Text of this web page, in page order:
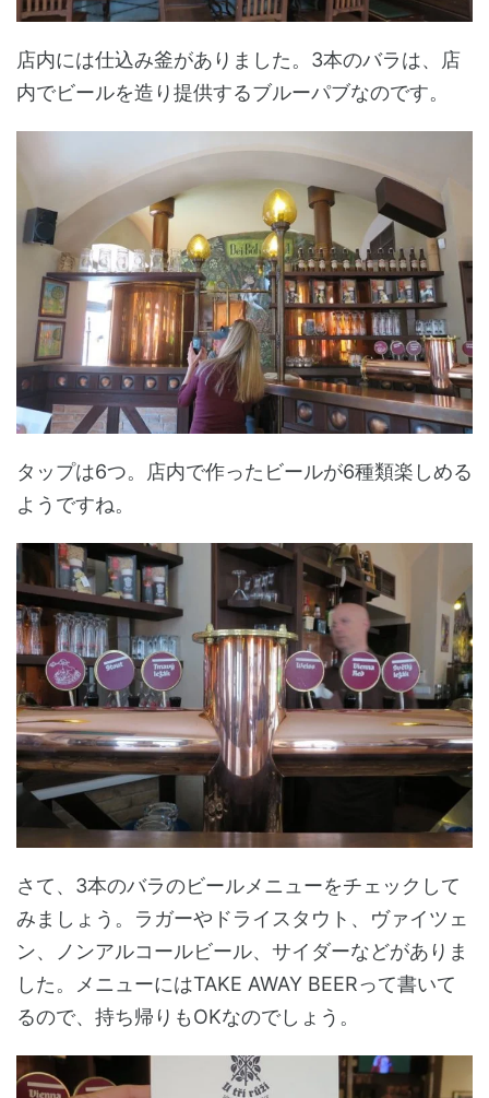
店内には仕込み釜がありました。3本のバラは、店
内でビールを造り提供するブルーパブなのです。
タップは6つ。店内で作ったビールが6種類楽しめる
ようですね。
さて、3本のバラのビールメニューをチェックして
みましょう。ラガーやドライスタウト、ヴァイツェ
ン、ノンアルコールビール、サイダーなどがありま
した。メニューにはTAKE AWAY BEERって書いて
るので、持ち帰りもOKなのでしょう。